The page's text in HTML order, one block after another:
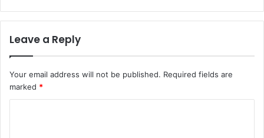
Leave a Reply
Your email address will not be published. Required fields are
marked *